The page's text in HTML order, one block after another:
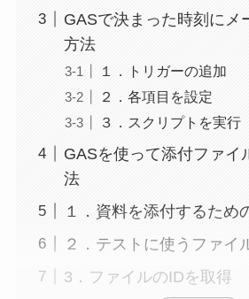
GASで決まった時刻にメ
方法
１．トリガーの追加
２．各項目を設定
３．スクリプトを実行
GASを使って添付ファイ
法
１．資料を添付するため
２．テストに使うファイ
3．ファイルのIDを取得